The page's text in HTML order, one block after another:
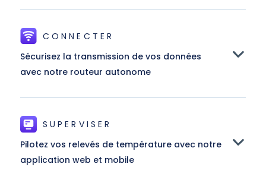
CONNECTER
Sécurisez la transmission de vos données
avec notre routeur autonome
SUPERVISER
Pilotez vos relevés de température avec notre
application web et mobile